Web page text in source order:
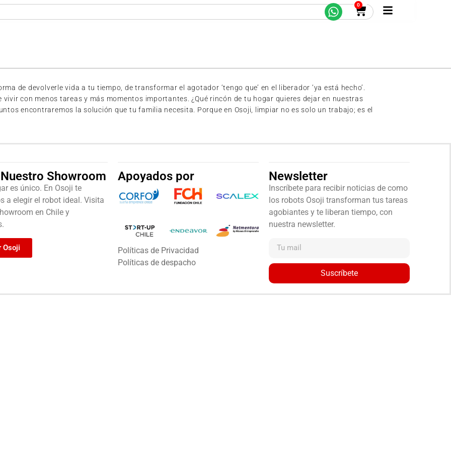
0
de devolverle vida a tu tiempo, de transformar el agotador ‘tengo que’ en el liberador ‘ya está hecho’.
con menos tareas y más momentos importantes. ¿Qué rincón de tu hogar quieres dejar en nuestras
encontraremos la solución que tu familia necesita. Porque en Osoji, limpiar no es solo un trabajo; es el
Showroom
es único. En Osoji te
a elegir el robot ideal. Visita
en Chile y
Osoji
Apoyados por
Políticas de Privacidad
Políticas de despacho
Newsletter
Inscríbete para recibir noticias de como
los robots Osoji transforman tus tareas
agobiantes y te liberan tiempo, con
nuestra newsletter.
Suscríbete